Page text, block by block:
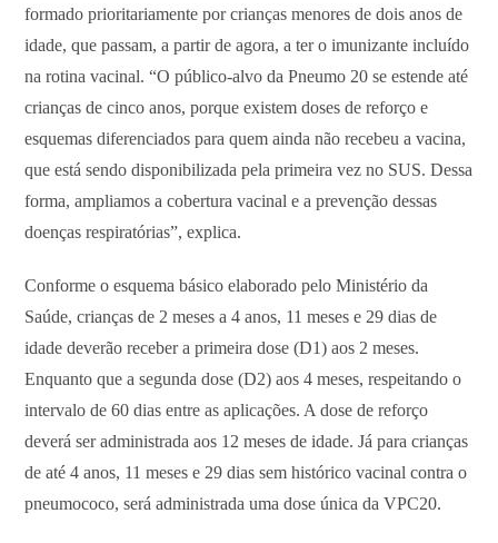
formado prioritariamente por crianças menores de dois anos de
idade, que passam, a partir de agora, a ter o imunizante incluído
na rotina vacinal. “O público-alvo da Pneumo 20 se estende até
crianças de cinco anos, porque existem doses de reforço e
esquemas diferenciados para quem ainda não recebeu a vacina,
que está sendo disponibilizada pela primeira vez no SUS. Dessa
forma, ampliamos a cobertura vacinal e a prevenção dessas
doenças respiratórias”, explica.
Conforme o esquema básico elaborado pelo Ministério da
Saúde, crianças de 2 meses a 4 anos, 11 meses e 29 dias de
idade deverão receber a primeira dose (D1) aos 2 meses.
Enquanto que a segunda dose (D2) aos 4 meses, respeitando o
intervalo de 60 dias entre as aplicações. A dose de reforço
deverá ser administrada aos 12 meses de idade. Já para crianças
de até 4 anos, 11 meses e 29 dias sem histórico vacinal contra o
pneumococo, será administrada uma dose única da VPC20.